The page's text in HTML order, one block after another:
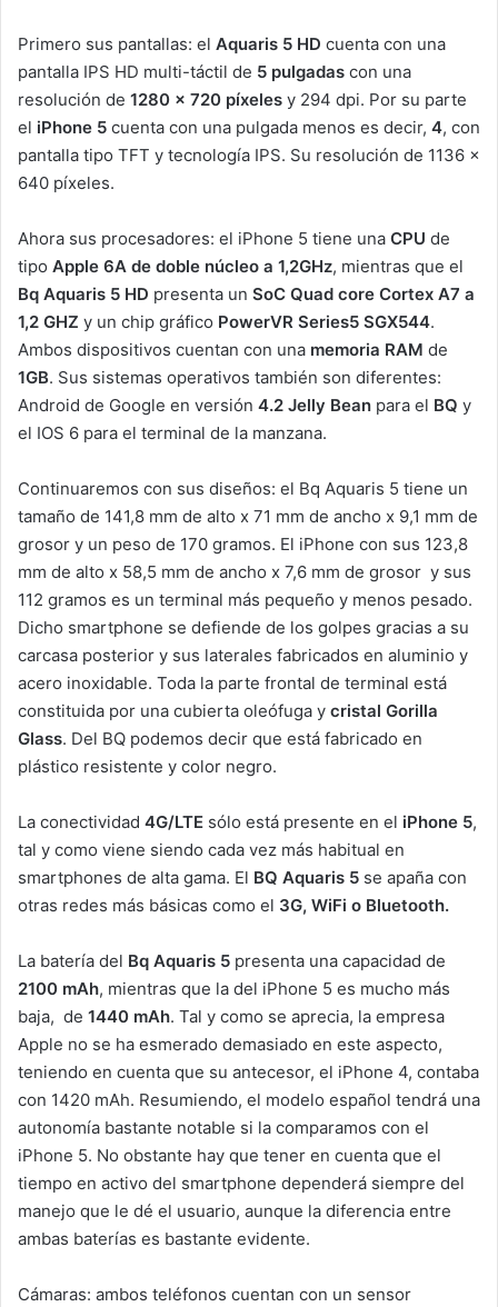
Primero sus pantallas: el Aquaris 5 HD cuenta con una
pantalla IPS HD multi-táctil de 5 pulgadas con una
resolución de 1280 x 720 píxeles y 294 dpi. Por su parte
el iPhone 5 cuenta con una pulgada menos es decir, 4, con
pantalla tipo TFT y tecnología IPS. Su resolución de 1136 x
640 píxeles.
Ahora sus procesadores: el iPhone 5 tiene una CPU de
tipo Apple 6A de doble núcleo a 1,2GHz, mientras que el
Bq Aquaris 5 HD presenta un SoC Quad core Cortex A7 a
1,2 GHZ y un chip gráfico PowerVR Series5 SGX544.
Ambos dispositivos cuentan con una memoria RAM de
1GB. Sus sistemas operativos también son diferentes:
Android de Google en versión 4.2 Jelly Bean para el BQ y
el IOS 6 para el terminal de la manzana.
Continuaremos con sus diseños: el Bq Aquaris 5 tiene un
tamaño de 141,8 mm de alto x 71 mm de ancho x 9,1 mm de
grosor y un peso de 170 gramos. El iPhone con sus 123,8
mm de alto x 58,5 mm de ancho x 7,6 mm de grosor y sus
112 gramos es un terminal más pequeño y menos pesado.
Dicho smartphone se defiende de los golpes gracias a su
carcasa posterior y sus laterales fabricados en aluminio y
acero inoxidable. Toda la parte frontal de terminal está
constituida por una cubierta oleófuga y cristal Gorilla
Glass. Del BQ podemos decir que está fabricado en
plástico resistente y color negro.
La conectividad 4G/LTE sólo está presente en el iPhone 5,
tal y como viene siendo cada vez más habitual en
smartphones de alta gama. El BQ Aquaris 5 se apaña con
otras redes más básicas como el 3G, WiFi o Bluetooth.
La batería del Bq Aquaris 5 presenta una capacidad de
2100 mAh, mientras que la del iPhone 5 es mucho más
baja, de 1440 mAh. Tal y como se aprecia, la empresa
Apple no se ha esmerado demasiado en este aspecto,
teniendo en cuenta que su antecesor, el iPhone 4, contaba
con 1420 mAh. Resumiendo, el modelo español tendrá una
autonomía bastante notable si la comparamos con el
iPhone 5. No obstante hay que tener en cuenta que el
tiempo en activo del smartphone dependerá siempre del
manejo que le dé el usuario, aunque la diferencia entre
ambas baterías es bastante evidente.
Cámaras: ambos teléfonos cuentan con un sensor